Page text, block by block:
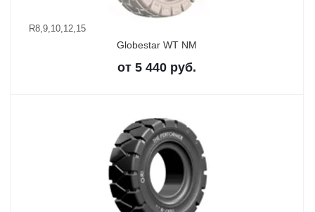
R8,9,10,12,15
Globestar WT NM
от 5 440 руб.